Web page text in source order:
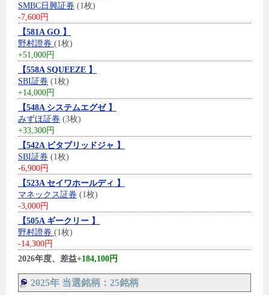
SMBC日興証券 (1枚)
-7,600円
【581A GO 】
野村證券 (1枚)
+51,000円
【558A SQUEEZE 】
SBI証券 (1枚)
+14,000円
【548A システムエグゼ 】
みずほ証券 (3枚)
+33,300円
【542A ビタブリッドジャ 】
SBI証券 (1枚)
-6,900円
【523A セイワホールディ 】
マネックス証券 (1枚)
-3,000円
【505A ギークリー 】
野村證券 (1枚)
-14,300円
2026年度、差益+184,100円
2025年 当選銘柄：25銘柄